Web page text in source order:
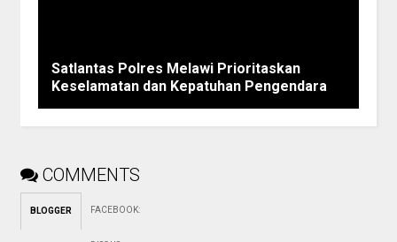
Satlantas Polres Melawi Prioritaskan
Keselamatan dan Kepatuhan Pengendara
COMMENTS
BLOGGER FACEBOOK: